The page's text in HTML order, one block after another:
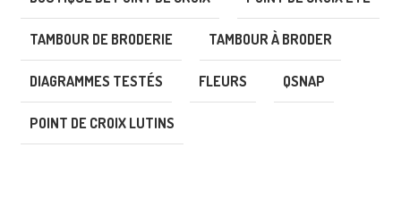
TAMBOUR DE BRODERIE TAMBOUR À BRODER
DIAGRAMMES TESTÉS FLEURS QSNAP
POINT DE CROIX LUTINS